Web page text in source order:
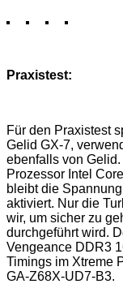
Praxistest:
Für den Praxistest
Gelid GX-7,
ebenfalls von
Prozessor Intel
bleibt die
aktiviert. Nur die
wir, um sicher zu
durchgeführt wird.
Vengeance DDR3
Timings im Xtreme
GA-Z68X-UD7-B3.